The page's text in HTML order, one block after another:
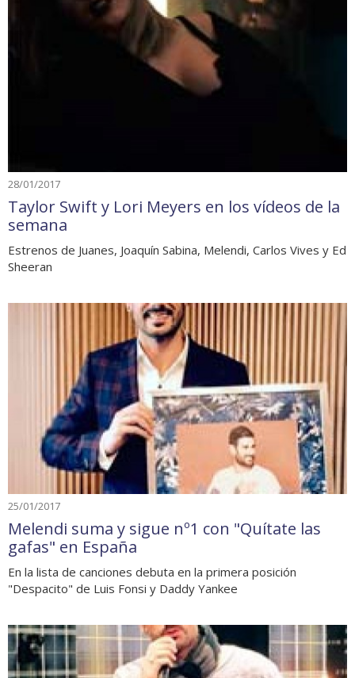
28/01/2017
Taylor Swift y Lori Meyers en los vídeos de la
semana
Estrenos de Juanes, Joaquín Sabina, Melendi, Carlos Vives y Ed
Sheeran
25/01/2017
Melendi suma y sigue nº1 con "Quítate las
gafas" en España
En la lista de canciones debuta en la primera posición
"Despacito" de Luis Fonsi y Daddy Yankee